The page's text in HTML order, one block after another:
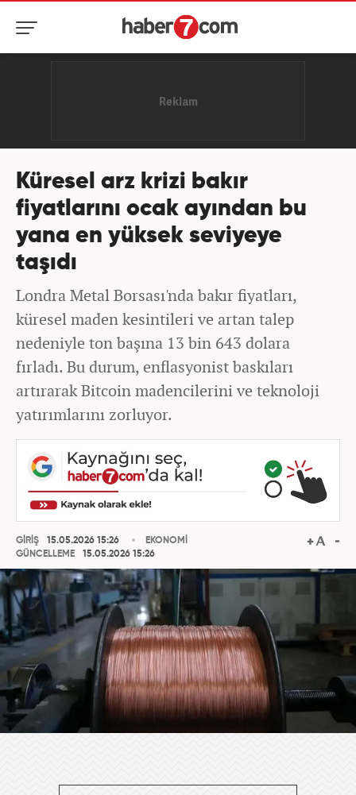
Küresel arz krizi bakır
fiyatlarını ocak ayından bu
yana en yüksek seviyeye
taşıdı
Londra Metal Borsası'nda bakır fiyatları,
küresel maden kesintileri ve artan talep
nedeniyle ton başına 13 bin 643 dolara
fırladı. Bu durum, enflasyonist baskıları
artırarak Bitcoin madencilerini ve teknoloji
yatırımlarını zorluyor.
GİRİŞ
15.05.2026 15:26
GÜNCELLEME
15.05.2026 15:26
EKONOMİ